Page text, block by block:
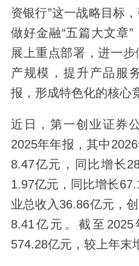
资银行”这一战略目标
做好金融“五篇大文章
展上重点部署，进一
产规模，提升产品服
报，形成特色化的核心
近日，第一创业证券
2025年年报，其中
8.47亿元，同比增长
1.97亿元，同比增长
业总收入36.86亿元，
8.41亿元。截至
574.28亿元，较上年末